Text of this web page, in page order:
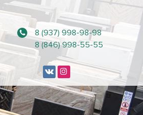
8 (937) 998-98-98
8 (846) 998-55-55